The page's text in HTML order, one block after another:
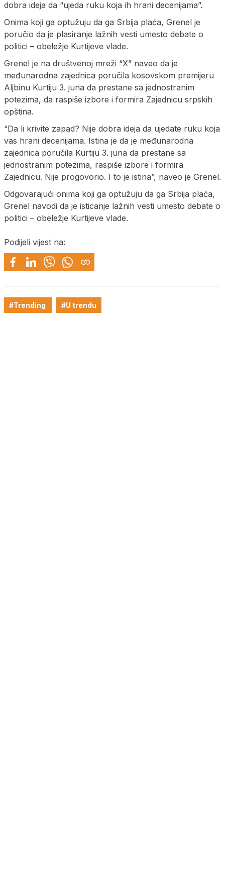
dobra ideja da “ujeda ruku koja ih hrani decenijama”.
Onima koji ga optužuju da ga Srbija plaća, Grenel je
poručio da je plasiranje lažnih vesti umesto debate o
politici – obeležje Kurtijeve vlade.
Grenel je na društvenoj mreži “X” naveo da je
međunarodna zajednica poručila kosovskom premijeru
Aljbinu Kurtiju 3. juna da prestane sa jednostranim
potezima, da raspiše izbore i formira Zajednicu srpskih
opština.
“Da li krivite zapad? Nije dobra ideja da ujedate ruku koja
vas hrani decenijama. Istina je da je međunarodna
zajednica poručila Kurtiju 3. juna da prestane sa
jednostranim potezima, raspiše izbore i formira
Zajednicu. Nije progovorio. I to je istina”, naveo je Grenel.
Odgovarajući onima koji ga optužuju da ga Srbija plaća,
Grenel navodi da je isticanje lažnih vesti umesto debate o
politici – obeležje Kurtijeve vlade.
Podijeli vijest na:
#Trending #U trendu